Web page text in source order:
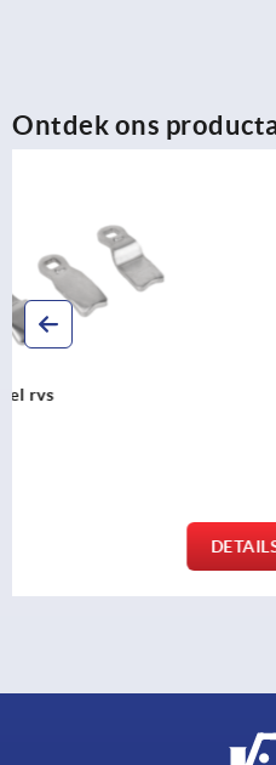
Ontdek ons
Steeksleutels voor